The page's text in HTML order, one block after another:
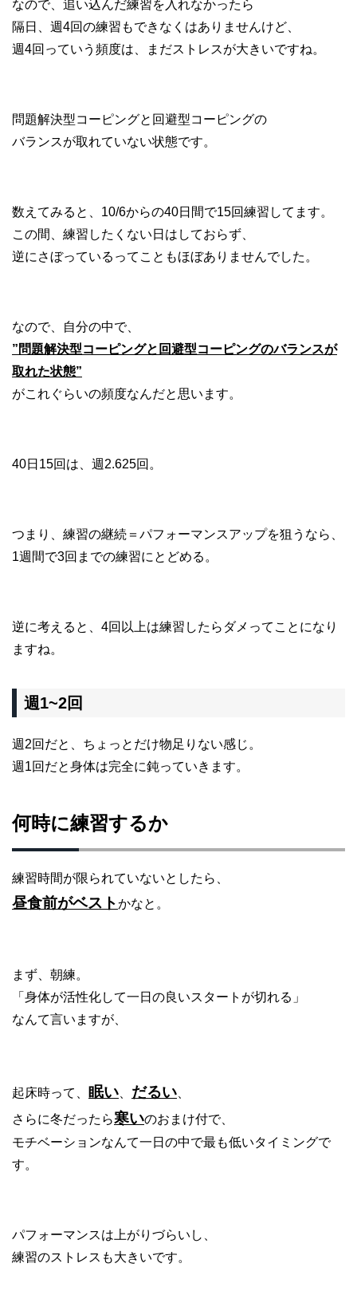
なので、追い込んだ練習を入れなかったら
隔日、週4回の練習もできなくはありませんけど、
週4回っていう頻度は、まだストレスが大きいですね。
問題解決型コーピングと回避型コーピングの
バランスが取れていない状態です。
数えてみると、10/6からの40日間で15回練習してます。
この間、練習したくない日はしておらず、
逆にさぼっているってこともほぼありませんでした。
なので、自分の中で、
”問題解決型コーピングと回避型コーピングのバランスが
取れた状態”
がこれぐらいの頻度なんだと思います。
40日15回は、週2.625回。
つまり、練習の継続＝パフォーマンスアップを狙うなら、
1週間で3回までの練習にとどめる。
逆に考えると、4回以上は練習したらダメってことになり
ますね。
週1~2回
週2回だと、ちょっとだけ物足りない感じ。
週1回だと身体は完全に鈍っていきます。
何時に練習するか
練習時間が限られていないとしたら、
昼食前がベストかなと。
まず、朝練。
「身体が活性化して一日の良いスタートが切れる」
なんて言いますが、
起床時って、 眠い だるい
さらに冬だったら寒いのおまけ付で、
モチベーションなんて一日の中で最も低いタイミングで
す。
パフォーマンスは上がりづらいし、
練習のストレスも大きいです。